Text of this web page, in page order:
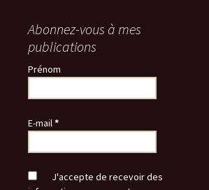
Abonnez-vous à mes
publications
Prénom
E-mail*
J'accepte de recevoir des